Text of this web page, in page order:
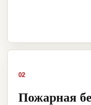
02
Пожарная